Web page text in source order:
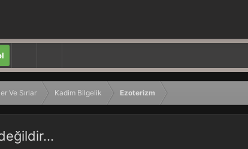
Ve Sırlar Kadim Bilgelik Ezoterizm